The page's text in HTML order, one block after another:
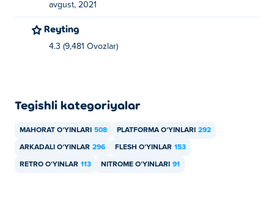
avgust, 2021
Reyting
4.3 (9,481 Ovozlar)
Tegishli kategoriyalar
MAHORAT OʻYINLARI 508 PLATFORMA OʻYINLARI 292
ARKADALI OʻYINLAR 296 FLESH OʻYINLAR 153
RETRO OʻYINLAR 113 NITROME OʻYINLARI 91